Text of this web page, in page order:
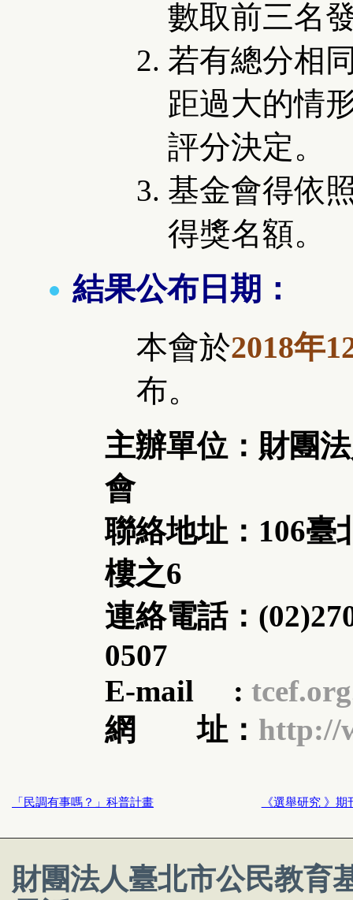
數取前三名
若有總分相
距過大的情
評分決定。
基金會得依
得獎名額。
結果公布日期：
本會於2018年
布。
主辦單位：財團
會
聯絡地址：106臺
樓之6
連絡電話：
0507
E-mail :
網 址： http://
「民調有事嗎？」科普計畫 《選舉研究 》期
財團法人臺北市公民教育